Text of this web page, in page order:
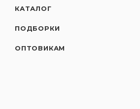
КАТАЛОГ
ПОДБОРКИ
ОПТОВИКАМ